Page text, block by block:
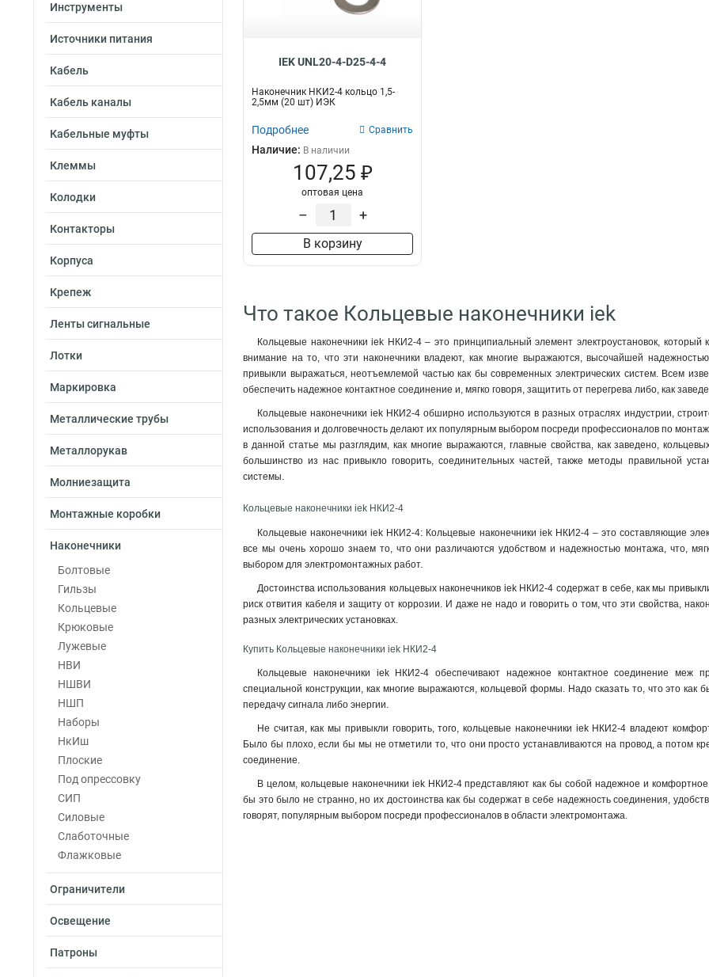
Инструменты
Источники питания
Кабель
Кабель каналы
Кабельные муфты
Клеммы
Колодки
Контакторы
Корпуса
Крепеж
Ленты сигнальные
Лотки
Маркировка
Металлические трубы
Металлорукав
Молниезащита
Монтажные коробки
Наконечники
Болтовые
Гильзы
Кольцевые
Крюковые
Лужевые
НВИ
НШВИ
НШП
Наборы
НкИш
Плоские
Под опрессовку
СИП
Силовые
Слаботочные
Флажковые
Ограничители
Освещение
Патроны
IEK UNL20-4-D25-4-4
Наконечник НКИ2-4 кольцо 1,5-
2,5мм (20 шт) ИЭК
Подробнее Сравнить
Наличие: В наличии
107,25 ₽
оптовая цена
– +
В корзину
Что такое Кольцевые наконечники iek
Кольцевые наконечники iek НКИ2-4 – это принципиальный элемент электроустановок,
внимание на то, что эти наконечники владеют, как многие выражаются, высочайшей
привыкли выражаться, неотъемлемой частью как бы современных электрических систем. Всем
обеспечить надежное контактное соединение и, мягко говоря, защитить от перегрева либо, как
Кольцевые наконечники iek НКИ2-4 обширно используются в разных отраслях индустрии,
использования и долговечность делают их популярным выбором посреди профессионалов по
в данной статье мы разглядим, как многие выражаются, главные свойства, как заведено,
большинство из нас привыкло говорить, соединительных частей, также методы правильной
системы.
Кольцевые наконечники iek НКИ2-4
Кольцевые наконечники iek НКИ2-4: Кольцевые наконечники iek НКИ2-4 – это составляющие
все мы очень хорошо знаем то, что они различаются удобством и надежностью монтажа, что,
выбором для электромонтажных работ.
Достоинства использования кольцевых наконечников iek НКИ2-4 содержат в себе, как мы
риск отвития кабеля и защиту от коррозии. И даже не надо и говорить о том, что эти свойства,
разных электрических установках.
Купить Кольцевые наконечники iek НКИ2-4
Кольцевые наконечники iek НКИ2-4 обеспечивают надежное контактное соединение меж
специальной конструкции, как многие выражаются, кольцевой формы. Надо сказать то, что это
передачу сигнала либо энергии.
Не считая, как мы привыкли говорить, того, кольцевые наконечники iek НКИ2-4 владеют
Было бы плохо, если бы мы не отметили то, что они просто устанавливаются на провод, а потом
соединение.
В целом, кольцевые наконечники iek НКИ2-4 представляют как бы собой надежное и
бы это было не странно, но их достоинства как бы содержат в себе надежность соединения,
говорят, популярным выбором посреди профессионалов в области электромонтажа.